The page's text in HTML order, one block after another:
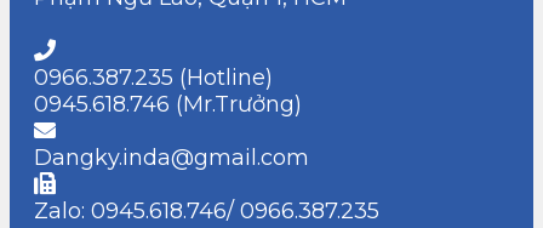
0966.387.235 (Hotline)
0945.618.746 (Mr.Trưởng)
Dangky.inda@gmail.com
Zalo: 0945.618.746/ 0966.387.235